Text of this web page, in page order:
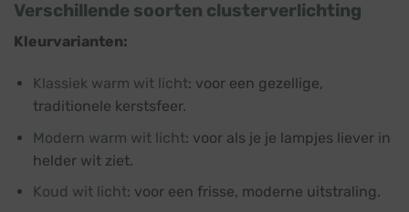
Verschillende soorten clusterverlichting
Kleurvarianten:
Klassiek warm wit licht: voor een gezellige,
traditionele kerstsfeer.
Modern warm wit licht: voor als je je lampjes liever in
helder wit ziet.
Koud wit licht: voor een frisse, moderne uitstraling.